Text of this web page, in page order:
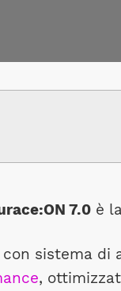
7.0è
con sistema
,